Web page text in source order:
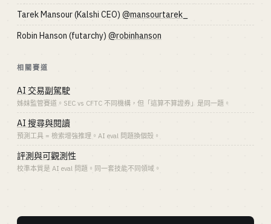
Tarek Mansour (Kalshi CEO) @mansourtarek_
Robin Hanson (futarchy) @robinhanson
相關賽道
AI 交易副駕駛
姊妹監管賽道。SEC vs CFTC 不同機構，但「這算不算證券」是同一題。
AI 搜尋與閱讀
預測工具 = 檢索增強推理。AI eval 問題換個殼。
評測與可觀測性
校準本質是 AI eval 問題。同一套技能不同領域。